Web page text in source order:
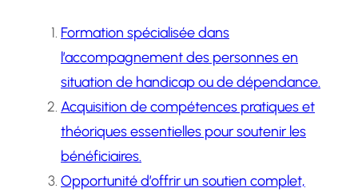
Formation spécialisée dans
l’accompagnement des personnes en
situation de handicap ou de dépendance.
Acquisition de compétences pratiques et
théoriques essentielles pour soutenir les
bénéficiaires.
Opportunité d’offrir un soutien complet,